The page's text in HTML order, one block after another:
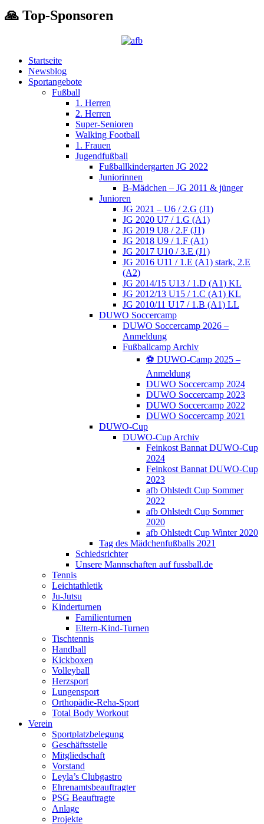
🙏 Top-Sponsoren
Startseite
Newsblog
Sportangebote
Fußball
1. Herren
2. Herren
Super-Senioren
Walking Football
1. Frauen
Jugendfußball
Fußballkindergarten JG 2022
Juniorinnen
B-Mädchen – JG 2011 & jünger
Junioren
JG 2021 – U6 / 2.G (J1)
JG 2020 U7 / 1.G (A1)
JG 2019 U8 / 2.F (J1)
JG 2018 U9 / 1.F (A1)
JG 2017 U10 / 3.E (J1)
JG 2016 U11 / 1.E (A1) stark, 2.E
(A2)
JG 2014/15 U13 / 1.D (A1) KL
JG 2012/13 U15 / 1.C (A1) KL
JG 2010/11 U17 / 1.B (A1) LL
DUWO Soccercamp
DUWO Soccercamp 2026 –
Anmeldung
Fußballcamp Archiv
⚽️ DUWO-Camp 2025 –
Anmeldung
DUWO Soccercamp 2024
DUWO Soccercamp 2023
DUWO Soccercamp 2022
DUWO Soccercamp 2021
DUWO-Cup
DUWO-Cup Archiv
Feinkost Bannat DUWO-Cup
2024
Feinkost Bannat DUWO-Cup
2023
afb Ohlstedt Cup Sommer
2022
afb Ohlstedt Cup Sommer
2020
afb Ohlstedt Cup Winter 2020
Tag des Mädchenfußballs 2021
Schiedsrichter
Unsere Mannschaften auf fussball.de
Tennis
Leichtathletik
Ju-Jutsu
Kinderturnen
Familienturnen
Eltern-Kind-Turnen
Tischtennis
Handball
Kickboxen
Volleyball
Herzsport
Lungensport
Orthopädie-Reha-Sport
Total Body Workout
Verein
Sportplatzbelegung
Geschäftsstelle
Mitgliedschaft
Vorstand
Leyla’s Clubgastro
Ehrenamtsbeauftragter
PSG Beauftragte
Anlage
Projekte